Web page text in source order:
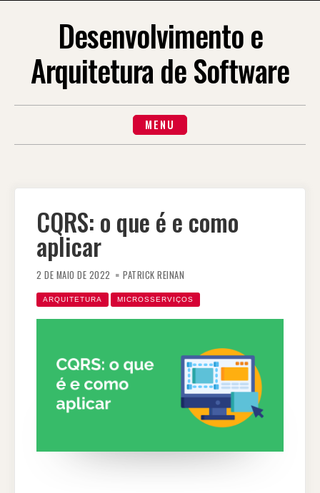
Desenvolvimento e
Arquitetura de Software
MENU
CQRS: o que é e como
aplicar
2 DE MAIO DE 2022 PATRICK REINAN
ARQUITETURA MICROSSERVIÇOS